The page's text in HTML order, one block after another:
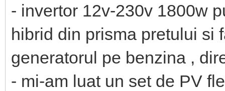
- invertor 12v-230v 1800w
hibrid din prisma pretului si
generatorul pe benzina ,
- mi-am luat un set de PV